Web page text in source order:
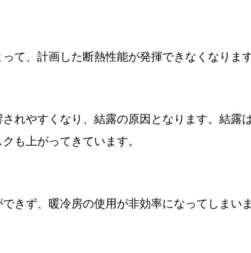
て、計画した断熱性能が発揮できなくなります
れやすくなり、結露の原因となります。結露
も上がってきています。
きず、暖冷房の使用が非効率になってしまいま